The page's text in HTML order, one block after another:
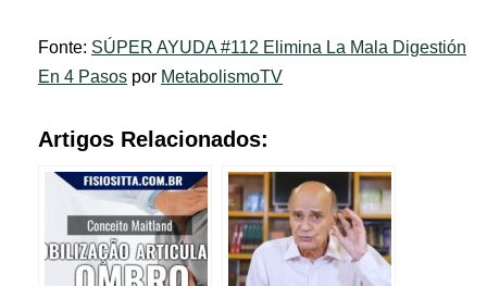
Fonte: SÚPER AYUDA #112 Elimina La Mala Digestión
En 4 Pasos por MetabolismoTV
Artigos Relacionados: